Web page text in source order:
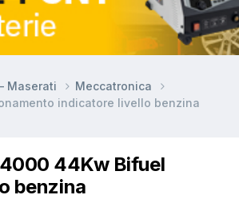
Maserati
Meccatronica
indicatore livello benzina
44Kw Bifuel
benzina